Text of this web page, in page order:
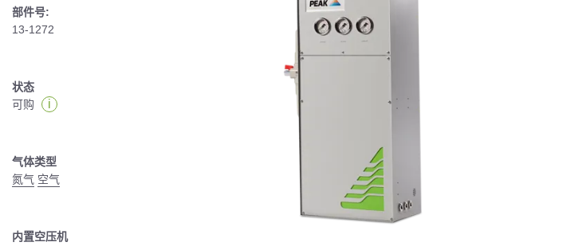
部件号:
13-1272
状态
可购
i
气体类型
氮气 空气
内置空压机